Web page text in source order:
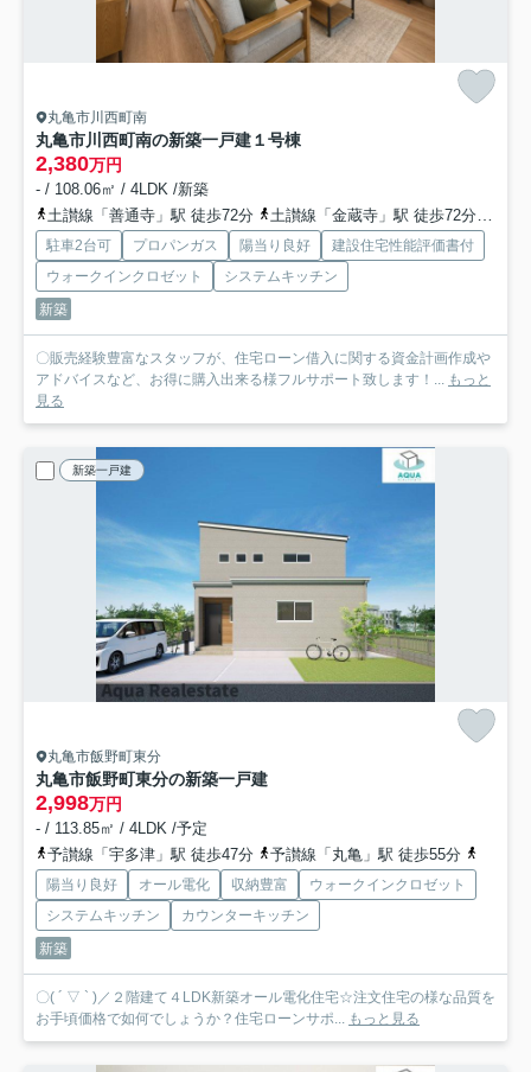
丸亀市川西町南
丸亀市川西町南の新築一戸建１号棟
2,380万円
- / 108.06㎡ / 4LDK /新築
土讃線「善通寺」駅 徒歩72分
土讃線「金蔵寺」駅 徒歩72分
駐車2台可 プロパンガス 陽当り良好
建設住宅性能評価書付
ウォークインクロゼット
システムキッチン
新築
〇販売経験豊富なスタッフが、住宅ローン借入に関する資金計画作成や
アドバイスなど、お得に購入出来る様フルサポート致します！...
もっと
見る
新築一戸建
丸亀市飯野町東分
丸亀市飯野町東分の新築一戸建
2,998万円
- / 113.85㎡ / 4LDK /予定
予讃線「宇多津」駅 徒歩47分
予讃線「丸亀」駅 徒歩55分
陽当り良好 オール電化 収納豊富
ウォークインクロゼット
システムキッチン
カウンターキッチン
新築
〇( ´ ▽ ` )／２階建て４LDK新築オール電化住宅☆注文住宅の様な品質を
お手頃価格で如何でしょうか？住宅ローンサポ...
もっと見る